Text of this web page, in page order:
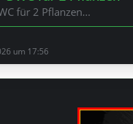
für 2 Pflanzen...
um 17:56